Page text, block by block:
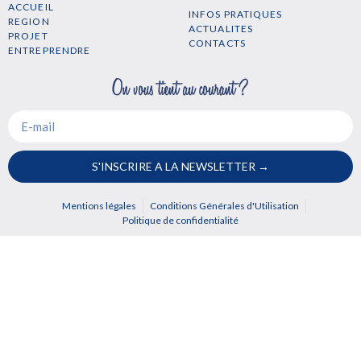
ACCUEIL
REGION
PROJET
ENTREPRENDRE
INFOS PRATIQUES
ACTUALITES
CONTACTS
S'INSCRIRE A LA NEWSLETTER →
Mentions légales
Conditions Générales d'Utilisation
Politique de confidentialité